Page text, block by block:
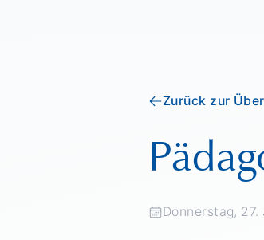
Zurück zur
Donnerstag, 27.